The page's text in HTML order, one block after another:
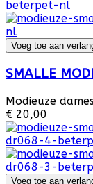
Voeg toe aan
SMALLE
Modieuze
€ 20,00
Voeg toe aan